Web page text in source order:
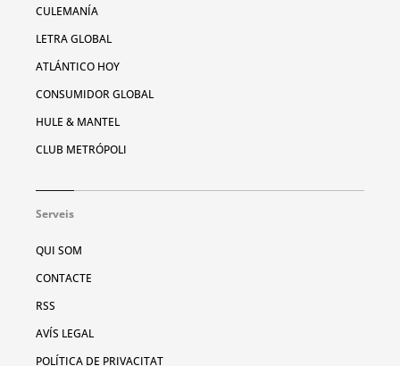
CULEMANÍA
LETRA GLOBAL
ATLÁNTICO HOY
CONSUMIDOR GLOBAL
HULE & MANTEL
CLUB METRÓPOLI
Serveis
QUI SOM
CONTACTE
RSS
AVÍS LEGAL
POLÍTICA DE PRIVACITAT